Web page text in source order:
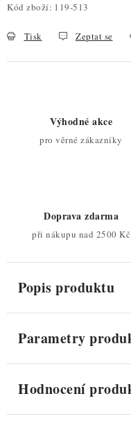
Kód zboží: 119-513
Tisk Zeptat se
Výhodné akce
pro věrné zákazníky
Doprava zdarma
při nákupu nad 2500 Kč
Popis produktu
Parametry
Hodnocení